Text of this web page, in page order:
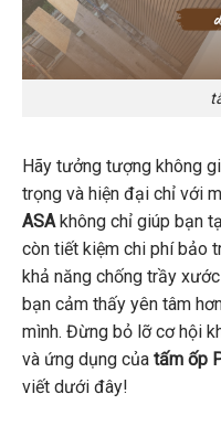
Hãy tưởng tượng không
trọng và hiện đại chỉ với
ASAkhông chỉ giúp bạn
còn tiết kiệm chi phí bảo
khả năng chống trầy
bạn cảm thấy yên tâm
mình. Đừng bỏ lỡ cơ hội
và ứng dụng của tấm ốp
viết dưới đây!